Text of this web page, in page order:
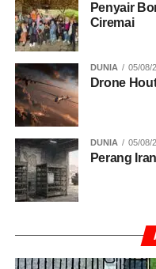
Penyair
Ciremai
DUNIA 05/08/
Drone
DUNIA 05/08/
Perang